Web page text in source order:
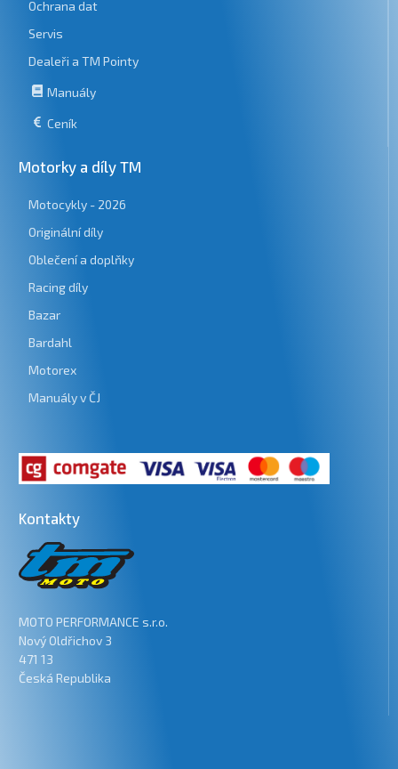
Ochrana dat
Servis
Dealeři a TM Pointy
Manuály
Ceník
Motorky a díly TM
Motocykly - 2026
Originální díly
Oblečení a doplňky
Racing díly
Bazar
Bardahl
Motorex
Manuály v ČJ
Kontakty
MOTO PERFORMANCE s.r.o.
Nový Oldřichov 3
471 13
Česká Republika